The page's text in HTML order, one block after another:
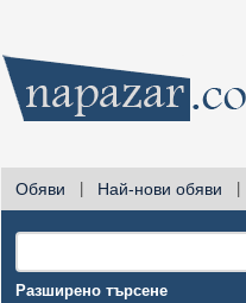
Обяви Най-нови обяви
Разширено търсене